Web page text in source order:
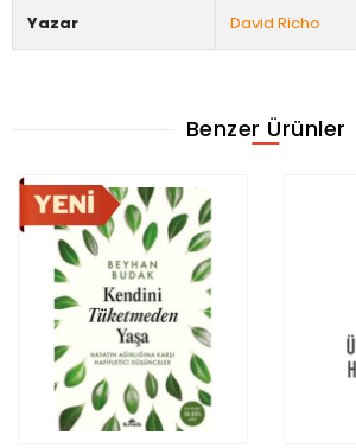
Yazar David Richo
Benzer Ürünler